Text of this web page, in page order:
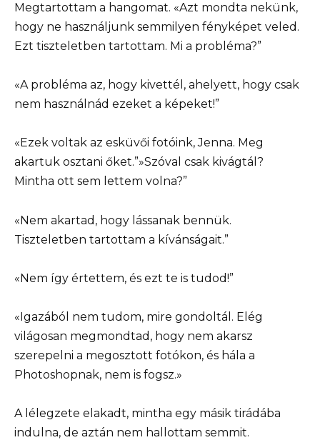
Megtartottam a hangomat. «Azt mondta nekünk,
hogy ne használjunk semmilyen fényképet veled.
Ezt tiszteletben tartottam. Mi a probléma?”
«A probléma az, hogy kivettél, ahelyett, hogy csak
nem használnád ezeket a képeket!”
«Ezek voltak az esküvői fotóink, Jenna. Meg
akartuk osztani őket.”»Szóval csak kivágtál?
Mintha ott sem lettem volna?”
«Nem akartad, hogy lássanak bennük.
Tiszteletben tartottam a kívánságait.”
«Nem így értettem, és ezt te is tudod!”
«Igazából nem tudom, mire gondoltál. Elég
világosan megmondtad, hogy nem akarsz
szerepelni a megosztott fotókon, és hála a
Photoshopnak, nem is fogsz.»
A lélegzete elakadt, mintha egy másik tirádába
indulna, de aztán nem hallottam semmit.